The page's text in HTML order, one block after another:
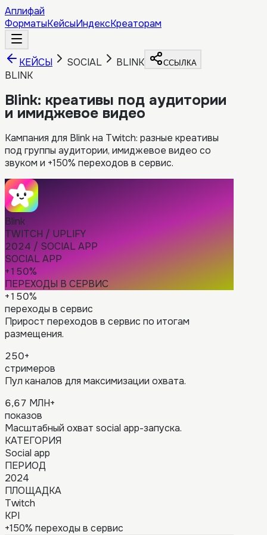
Аплифай
ФорматыКейсыИндексКреаторам
КЕЙСЫ SOCIAL BLINK ССЫЛКА
BLINK
Blink: креативы под аудитории
и имиджевое видео
Кампания для Blink на Twitch: разные креативы
под группы аудитории, имиджевое видео со
звуком и +150% переходов в сервис.
Blink
TWITCH / UPLIFY
2024 / SOCIAL APP
SOCIAL APP
+150%
ПЕРЕХОДЫ В СЕРВИС
+150%
переходы в сервис
Прирост переходов в сервис по итогам
размещения.
250+
стримеров
Пул каналов для максимизации охвата.
6,67 МЛН+
показов
Масштабный охват social app-запуска.
КАТЕГОРИЯ
Social app
ПЕРИОД
2024
ПЛОЩАДКА
Twitch
KPI
+150% переходы в сервис